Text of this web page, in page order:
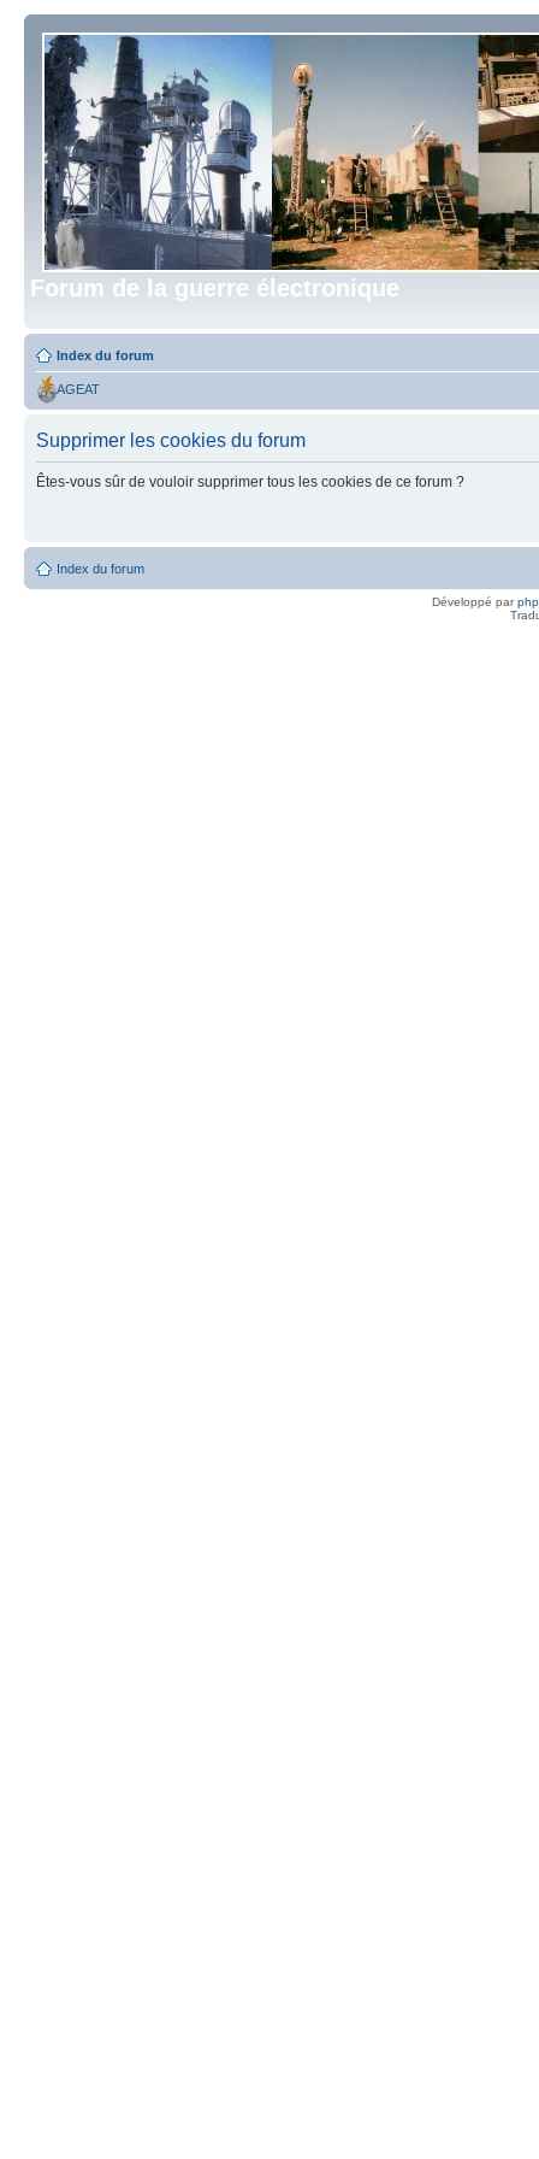
Forum de la guerre électronique
Index du forum
AGEAT
Supprimer les cookies du forum
Êtes-vous sûr de vouloir supprimer tous les cookies de ce forum ?
Index du forum
Développé par